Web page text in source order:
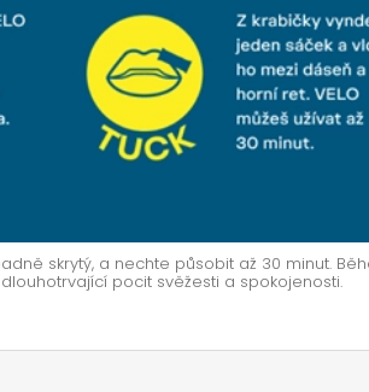
skrytý, a nechte působit až 30 minut.
pocit svěžesti a spokojenosti.